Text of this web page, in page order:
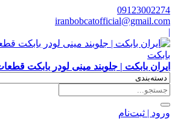
09123002274
iranbobcatofficial@gmail.com
|
ایران بابکت | جلوبند مینی لودر بابکت
ورود | ثبت‌نام